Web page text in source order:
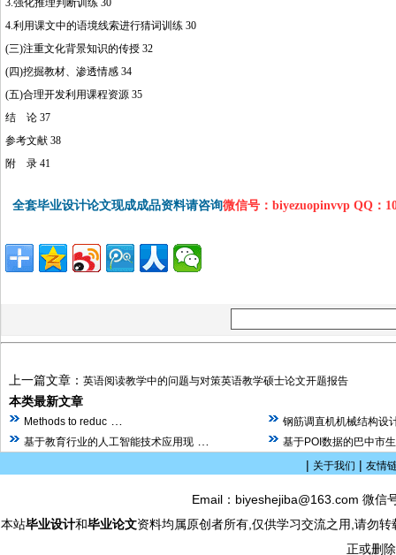
3.强化推理判断训练 30
4.利用课文中的语境线索进行猜词训练 30
(三)注重文化背景知识的传授 32
(四)挖掘教材、渗透情感 34
(五)合理开发利用课程资源 35
结 论 37
参考文献 38
附 录 41
全套毕业设计论文现成成品资料请咨询微信号：biyezuopinvvp QQ
上一篇文章： 英语阅读教学中的问题与对策英语教学硕士论文开题报告
本类最新文章
Methods to reduc
钢筋调直机机械结构设
基于教育行业的人工智能技术应用现
基于POI数据的巴中市
| 关于我们 | 友情
Email：biyeshejiba@163.com 微
本站毕业设计和毕业论文资料均属原创者所有,仅供学习交流之用,请勿
正或删